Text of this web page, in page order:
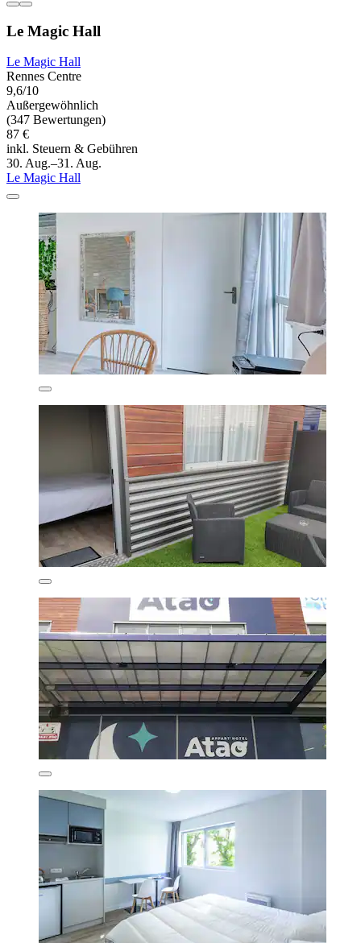
Le Magic Hall
Le Magic Hall
Rennes Centre
9,6/10
Außergewöhnlich
(347 Bewertungen)
87 €
inkl. Steuern & Gebühren
30. Aug.–31. Aug.
Le Magic Hall